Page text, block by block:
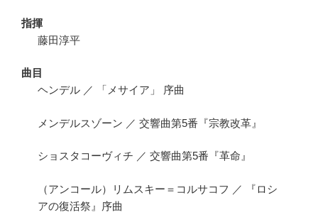
ー
崎
指揮
藤田淳平
曲目
ヘンデル ／ 「メサイア」 序曲
メンデルスゾーン ／ 交響曲第5番『宗教改革』
ショスタコーヴィチ ／ 交響曲第5番『革命』
（アンコール）リムスキー＝コルサコフ ／ 『ロシ
アの復活祭』序曲